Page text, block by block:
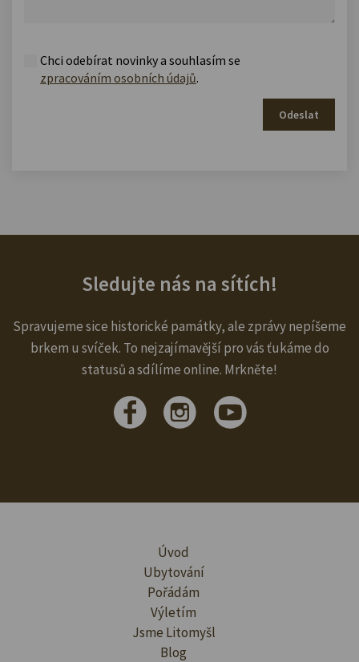
Chci odebírat novinky a souhlasím se
zpracováním osobních údajů.
Odeslat
Sledujte nás na sítích!
Spravujeme sice historické památky, ale zprávy nepíšeme
brkem u svíček. To nejzajímavější pro vás ťukáme do
statusů a sdílíme online. Mrkněte!
Úvod
Ubytování
Pořádám
Výletím
Jsme Litomyšl
Blog